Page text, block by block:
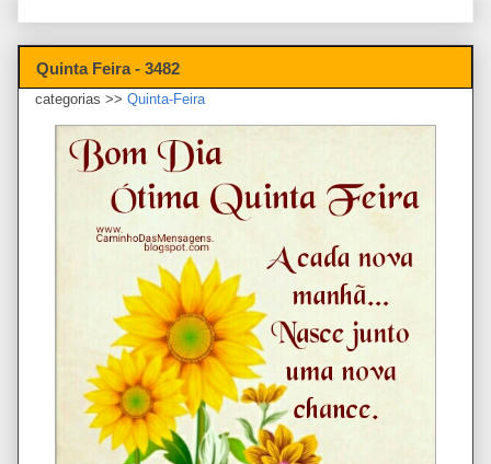
Quinta Feira - 3482
categorias >> Quinta-Feira